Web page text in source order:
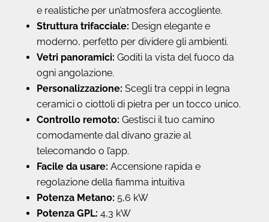
e realistiche per un’atmosfera accogliente.
Struttura trifacciale: Design elegante e
moderno, perfetto per dividere gli ambienti.
Vetri panoramici: Goditi la vista del fuoco da
ogni angolazione.
Personalizzazione: Scegli tra ceppi in legna
ceramici o ciottoli di pietra per un tocco unico.
Controllo remoto: Gestisci il tuo camino
comodamente dal divano grazie al
telecomando o l’app.
Facile da usare: Accensione rapida e
regolazione della fiamma intuitiva
Potenza Metano: 5,6 kW
Potenza GPL: 4,3 kW